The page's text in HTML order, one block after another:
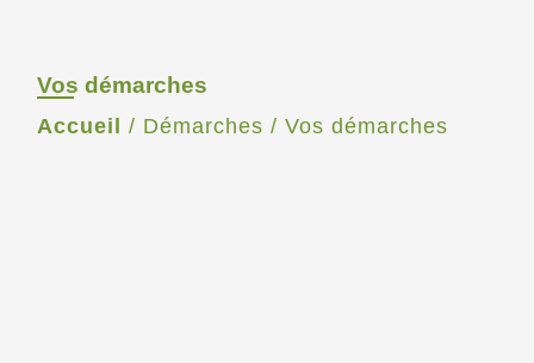
Vos démarches
Accueil / Démarches / Vos démarches